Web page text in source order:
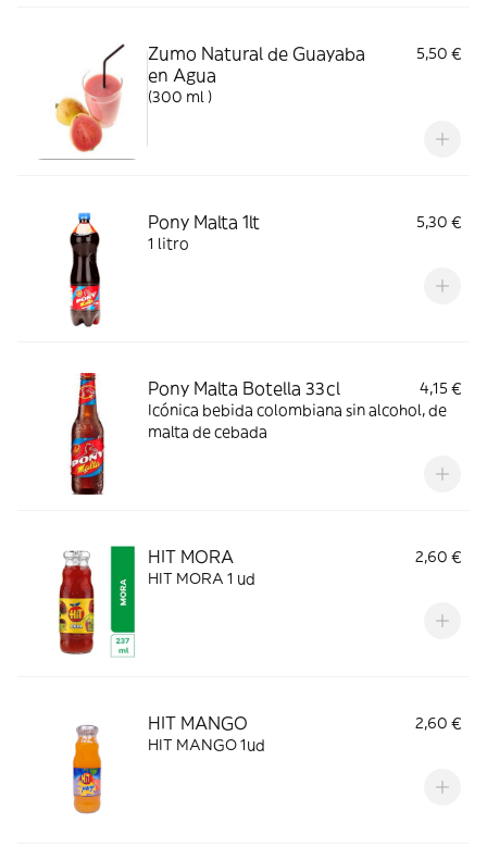
Zumo Natural de Guayaba
en Agua
5,50 €
(300 ml )
Pony Malta 1lt
5,30 €
1 litro
Pony Malta Botella 33cl
4,15 €
Icónica bebida colombiana sin alcohol, de
malta de cebada
HIT MORA
2,60 €
HIT MORA 1 ud
HIT MANGO
2,60 €
HIT MANGO 1ud